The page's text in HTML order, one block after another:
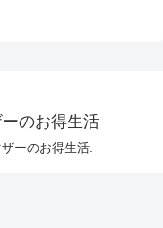
のお得生活
ーのお得生活.